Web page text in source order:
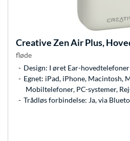
CreativeZen Air Plus,
fløde
Design: I øret Ear-hovedtelefoner
Egnet: iPad, iPhone, Macintosh,
Mobiltelefoner, PC-systemer,
Trådløs forbindelse: Ja, via